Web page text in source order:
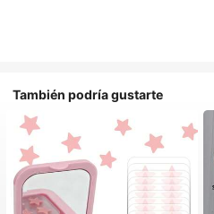
También podría gustarte